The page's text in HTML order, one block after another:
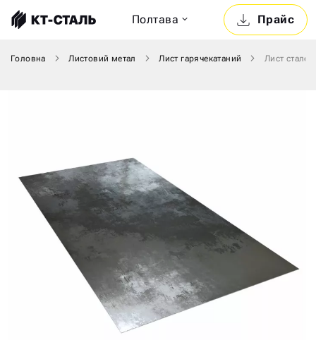
Прайс
Полтава
Головна Листовий метал Лист гарячекатаний Лист